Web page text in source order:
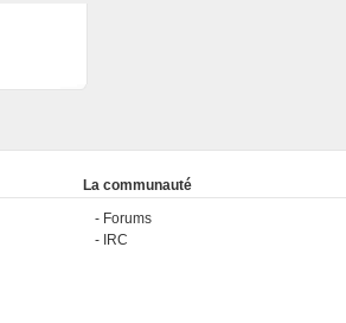
La communauté
Forums
IRC